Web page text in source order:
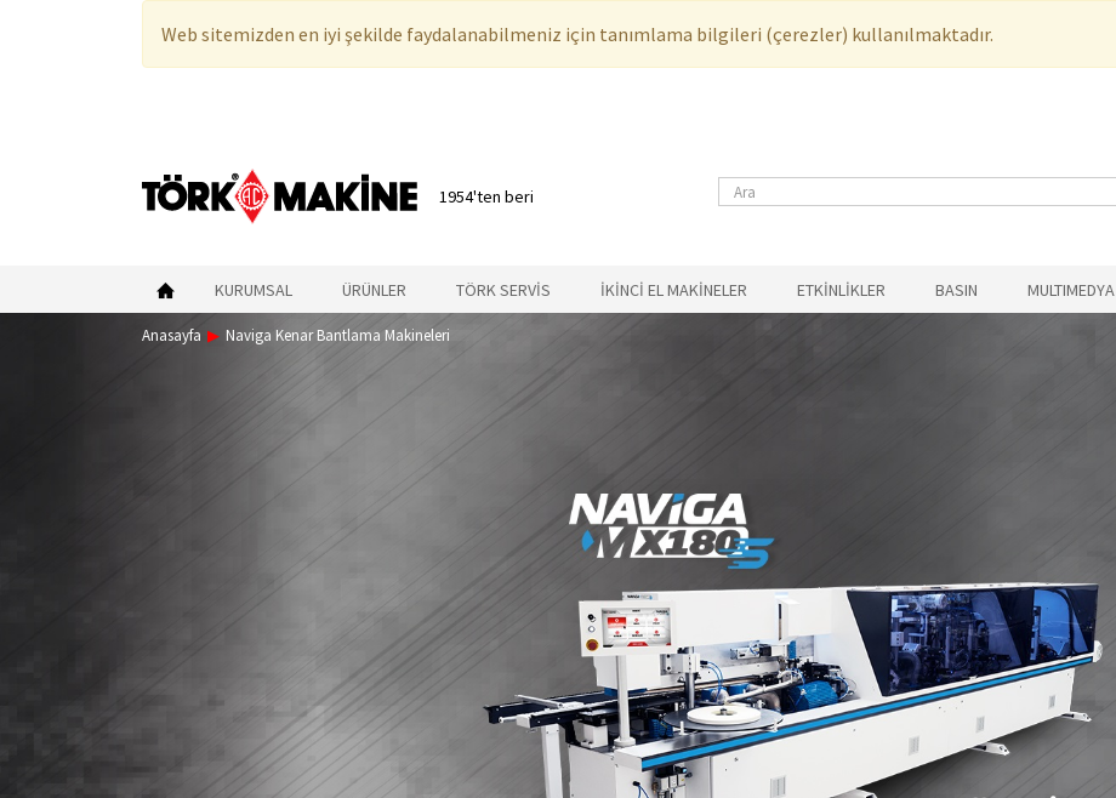
Web sitemizden en iyi şekilde faydalanabilmeniz için tanımlama bilgileri (çerezler) kullanılmaktadır.
1954'ten beri
KURUMSAL ÜRÜNLER TÖRK SERVİS İKİNCİ EL MAKİNELER ETKİNLİKLER BASIN MULTIMEDYA
Anasayfa Naviga Kenar Bantlama Makineleri